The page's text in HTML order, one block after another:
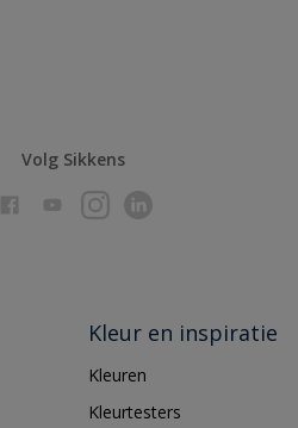
Volg Sikkens
Kleur en inspiratie
Kleuren
Kleurtesters